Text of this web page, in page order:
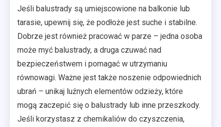
Jeśli balustrady są umiejscowione na balkonie lub
tarasie, upewnij się, że podłoże jest suche i stabilne.
Dobrze jest również pracować w parze – jedna osoba
może myć balustrady, a druga czuwać nad
bezpieczeństwem i pomagać w utrzymaniu
równowagi. Ważne jest także noszenie odpowiednich
ubrań – unikaj luźnych elementów odzieży, które
mogą zaczepić się o balustrady lub inne przeszkody.
Jeśli korzystasz z chemikaliów do czyszczenia,